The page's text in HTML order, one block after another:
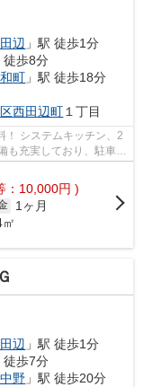
辺 」駅 徒歩1分
徒歩8分
町 」駅 徒歩18分
西田辺町１丁目
2
も充実しており、駐車
：10,000円 )
1ヶ月
辺 」駅 徒歩1分
徒歩7分
野 」駅 徒歩20分